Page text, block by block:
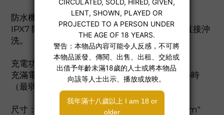
防水機身
IPX7 防水等級，讓您隨意探索水中歡愉，更能直接沖
洗。
充電功能
充滿電後可提供長達 2 小時（最強震力）至 4 小時
（最弱震力）歡愉。
尺寸：全長12cm，可插入長度9cm，直徑2.8cm"